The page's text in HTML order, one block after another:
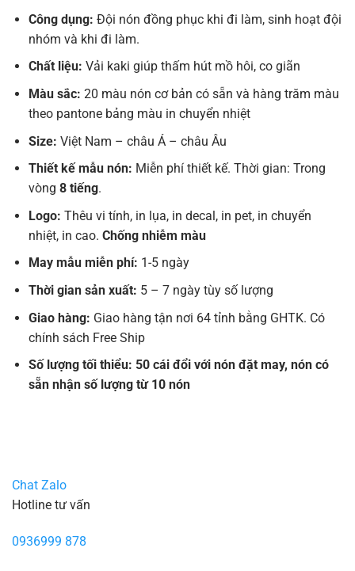
Công dụng: Đội nón đồng phục khi đi làm, sinh hoạt đội
nhóm và khi đi làm.
Chất liệu: Vải kaki giúp thấm hút mồ hôi, co giãn
Màu sắc: 20 màu nón cơ bản có sẵn và hàng trăm màu
theo pantone bảng màu in chuyển nhiệt
Size: Việt Nam – châu Á – châu Âu
Thiết kế mẫu nón: Miễn phí thiết kế. Thời gian: Trong
vòng 8 tiếng.
Logo: Thêu vi tính, in lụa, in decal, in pet, in chuyển
nhiệt, in cao. Chống nhiễm màu
May mẫu miễn phí: 1-5 ngày
Thời gian sản xuất: 5 – 7 ngày tùy số lượng
Giao hàng: Giao hàng tận nơi 64 tỉnh bằng GHTK. Có
chính sách Free Ship
Số lượng tối thiểu: 50 cái đổi với nón đặt may, nón có
sẵn nhận số lượng từ 10 nón
Chat Zalo
Hotline tư vấn
0936999 878